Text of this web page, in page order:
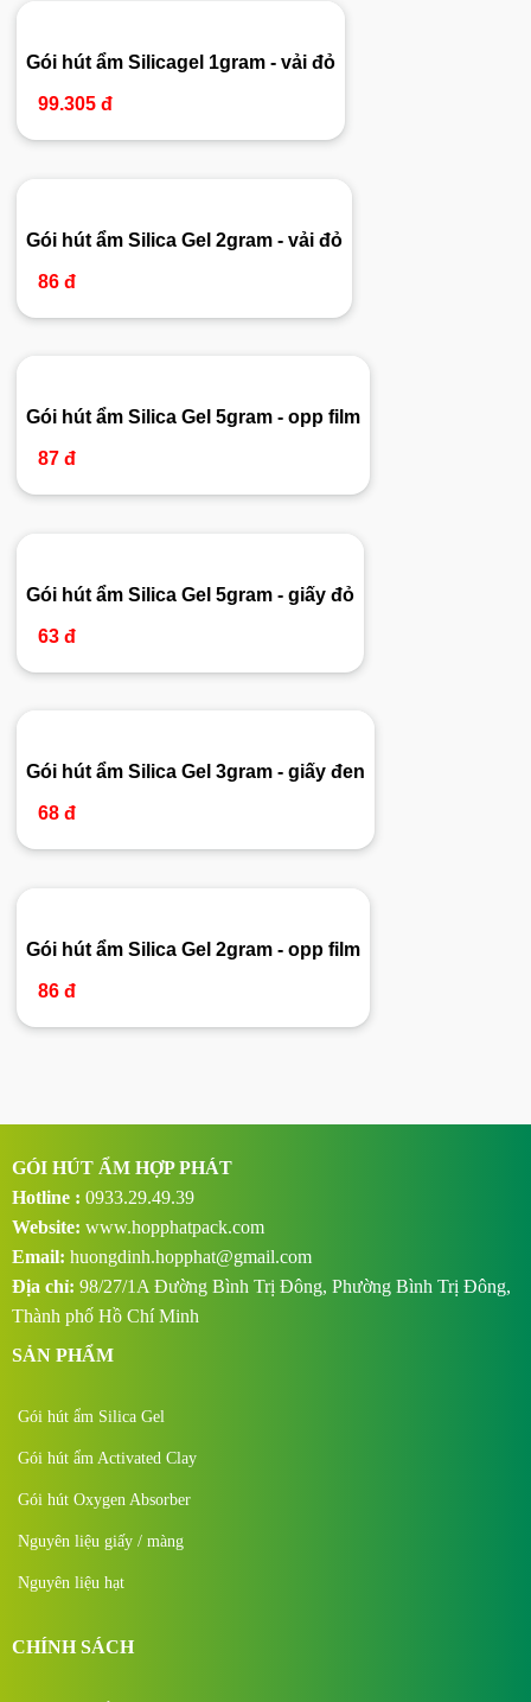
Gói hút ẩm Silicagel 1gram - vải đỏ
99.305 đ
Gói hút ẩm Silica Gel 2gram - vải đỏ
86 đ
Gói hút ẩm Silica Gel 5gram - opp film
87 đ
Gói hút ẩm Silica Gel 5gram - giấy đỏ
63 đ
Gói hút ẩm Silica Gel 3gram - giấy đen
68 đ
Gói hút ẩm Silica Gel 2gram - opp film
86 đ
GÓI HÚT ẨM HỢP PHÁT
Hotline : 0933.29.49.39
Website: www.hopphatpack.com
Email: huongdinh.hopphat@gmail.com
Địa chỉ: 98/27/1A Đường Bình Trị Đông, Phường Bình Trị Đông,
Thành phố Hồ Chí Minh
SẢN PHẨM
Gói hút ẩm Silica Gel
Gói hút ẩm Activated Clay
Gói hút Oxygen Absorber
Nguyên liệu giấy / màng
Nguyên liệu hạt
CHÍNH SÁCH